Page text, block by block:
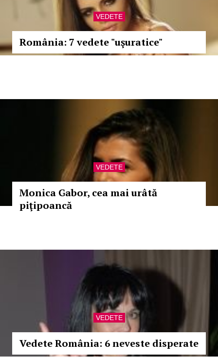
VEDETE
România: 7 vedete "uşuratice"
VEDETE
Monica Gabor, cea mai urâtă
piţipoancă
VEDETE
Vedete România: 6 neveste disperate